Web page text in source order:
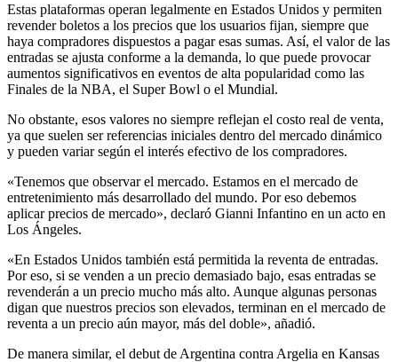
Estas plataformas operan legalmente en Estados Unidos y permiten
revender boletos a los precios que los usuarios fijan, siempre que
haya compradores dispuestos a pagar esas sumas. Así, el valor de las
entradas se ajusta conforme a la demanda, lo que puede provocar
aumentos significativos en eventos de alta popularidad como las
Finales de la NBA, el Super Bowl o el Mundial.
No obstante, esos valores no siempre reflejan el costo real de venta,
ya que suelen ser referencias iniciales dentro del mercado dinámico
y pueden variar según el interés efectivo de los compradores.
«Tenemos que observar el mercado. Estamos en el mercado de
entretenimiento más desarrollado del mundo. Por eso debemos
aplicar precios de mercado», declaró Gianni Infantino en un acto en
Los Ángeles.
«En Estados Unidos también está permitida la reventa de entradas.
Por eso, si se venden a un precio demasiado bajo, esas entradas se
revenderán a un precio mucho más alto. Aunque algunas personas
digan que nuestros precios son elevados, terminan en el mercado de
reventa a un precio aún mayor, más del doble», añadió.
De manera similar, el debut de Argentina contra Argelia en Kansas